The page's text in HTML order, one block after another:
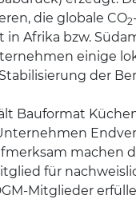
die globale CO2
Afrika bzw.
einige
der
Bauformat
machen
für
Mitglieder